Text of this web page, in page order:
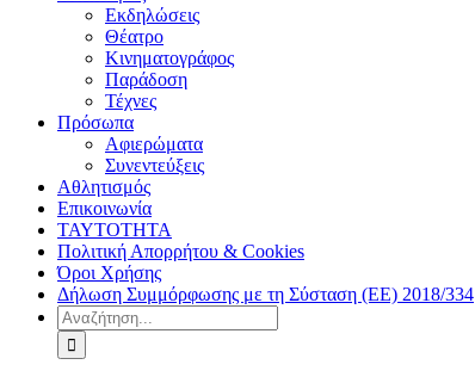
Εκδηλώσεις
Θέατρο
Κινηματογράφος
Παράδοση
Τέχνες
Πρόσωπα
Αφιερώματα
Συνεντεύξεις
Αθλητισμός
Επικοινωνία
ΤΑΥΤΟΤΗΤΑ
Πολιτική Απορρήτου & Cookies
Όροι Χρήσης
Δήλωση Συμμόρφωσης με τη Σύσταση (ΕΕ) 2018/334
Αναζήτηση
για: